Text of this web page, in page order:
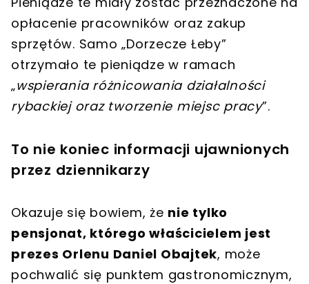
opłacenie pracowników oraz zakup
sprzętów. Samo „Dorzecze Łeby”
otrzymało te pieniądze w ramach
„wspierania różnicowania działalności
rybackiej oraz tworzenie miejsc pracy”.
To nie koniec informacji ujawnionych
przez dziennikarzy
Okazuje się bowiem, że nie tylko
pensjonat, którego właścicielem jest
prezes Orlenu Daniel Obajtek, może
pochwalić się punktem gastronomicznym,